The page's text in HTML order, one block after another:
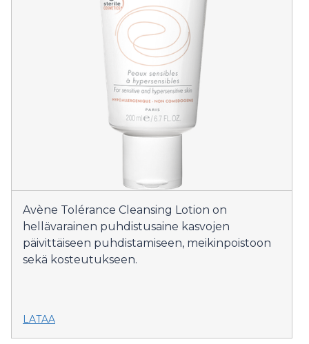
Avène Tolérance Cleansing Lotion on
hellävarainen puhdistusaine kasvojen
päivittäiseen puhdistamiseen, meikinpoistoon
sekä kosteutukseen.
LATAA